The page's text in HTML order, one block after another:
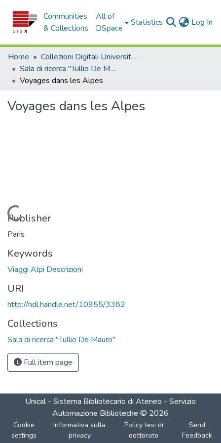
Communities
& Collections
All of
DSpace
Statistics Log In
Home
Collezioni Digitali Università della Calabria
Sala di ricerca "Tullio De Mauro"
Voyages dans les Alpes
Voyages dans les Alpes
Loading...
Publisher
Paris
Keywords
Viaggi Alpi Descrizioni
URI
http://hdl.handle.net/10955/3382
Collections
Sala di ricerca "Tullio De Mauro"
Full item page
Unical - Sistema Bibliotecario di Ateneo - Servizio
Automazione Biblioteche © 2026
Cookie
settings
Informativa sulla
privacy
Policy tesi di
dottorato
Send
Feedback